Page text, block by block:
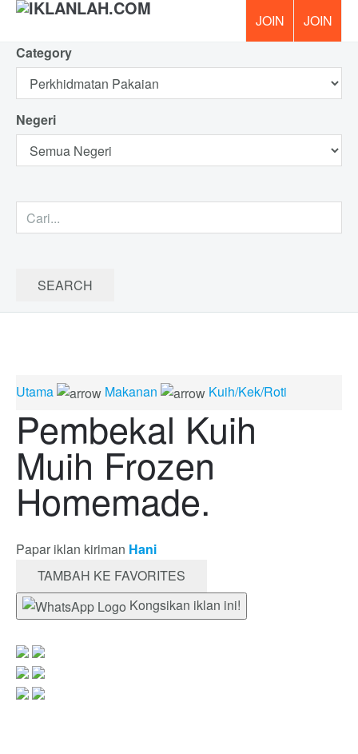
Category
Negeri
Utama Makanan Kuih/Kek/Roti
Pembekal Kuih
Muih Frozen
Homemade.
Papar iklan kiriman Hani
TAMBAH KE FAVORITES
Kongsikan iklan ini!